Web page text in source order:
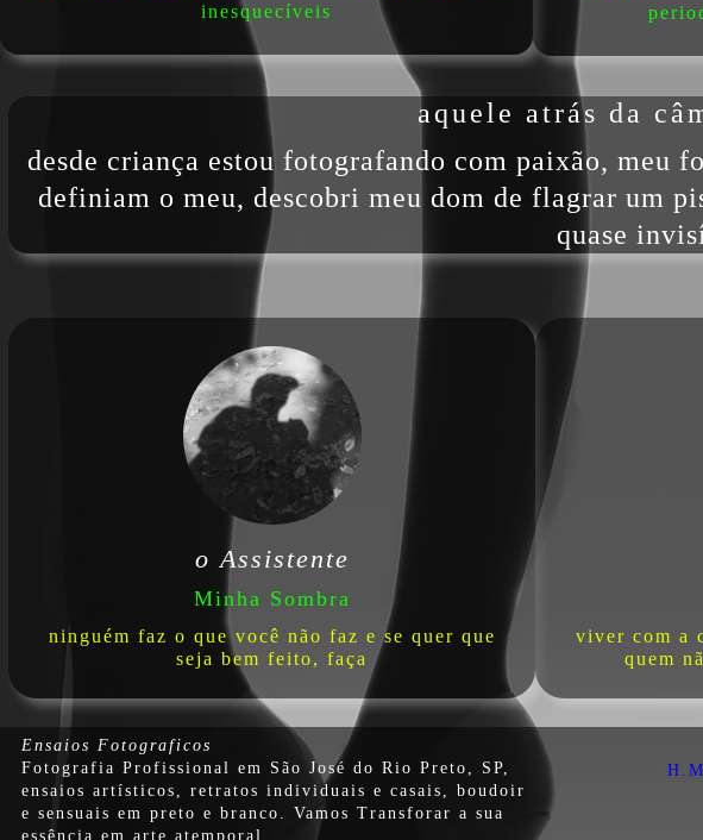
inesquecíveis
aquele atrás da
desde criança estou fotografando com paixão, meu
definiam o meu, descobri meu dom de flagrar um
quase
o Assistente
Minha Sombra
ninguém faz o que você não faz e se quer que
seja bem feito, faça
viver com a
quem
Ensaios Fotograficos
Fotografia Profissional em São José do Rio Preto, SP,
ensaios artísticos, retratos individuais e casais, boudoir
e sensuais em preto e branco. Vamos Transforar a sua
essência em arte atemporal.